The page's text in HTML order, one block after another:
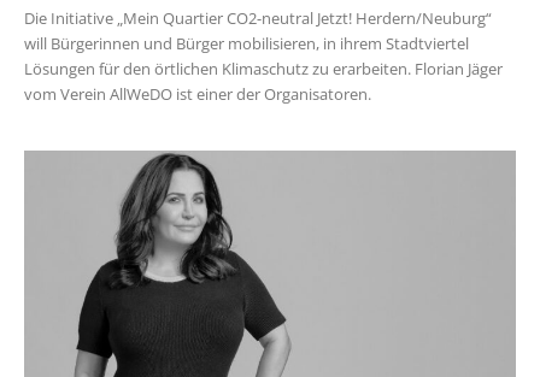
Die Initiative „Mein Quartier CO2-neutral Jetzt! Herdern/Neuburg“
will Bürgerinnen und Bürger mobilisieren, in ihrem Stadtviertel
Lösungen für den örtlichen Klimaschutz zu erarbeiten. Florian Jäger
vom Verein AllWeDO ist einer der Organisatoren.